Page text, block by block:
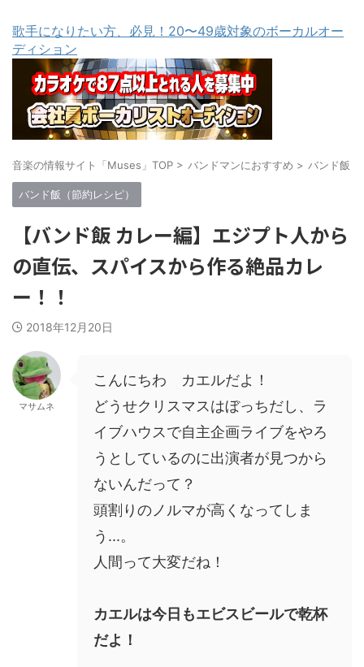
歌手になりたい方、必見！20〜49歳対象のボーカルオー
ディション
音楽の情報サイト「Muses」TOP > バンドマンにおすすめ > バンド飯
バンド飯（節約レシピ）
【バンド飯 カレー編】エジプト人から
の直伝、スパイスから作る絶品カレ
ー！！
2018年12月20日
マサムネ
こんにちわ カエルだよ！
どうせクリスマスはぼっちだし、ラ
イブハウスで自主企画ライブをやろ
うとしているのに出演者が見つから
ないんだって？
頭割りのノルマが高くなってしま
う...。
人間って大変だね！
カエルは今日もエビスビールで乾杯
だよ！